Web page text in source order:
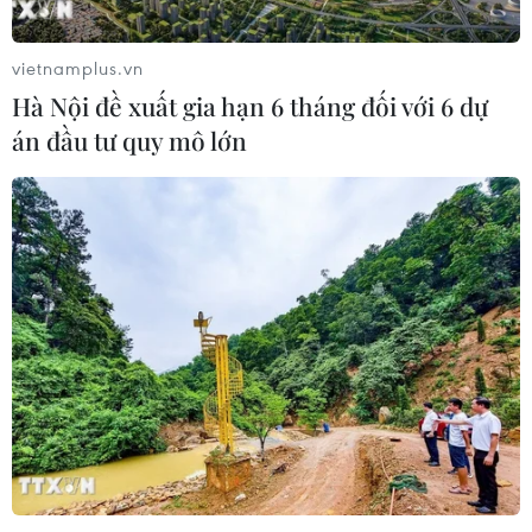
trong "bom tấn" The Odyssey
"Nghỉ hè sợ nghỉ hưu": Phim gia đình
xúc động gắn kết ông cháu cựu
chiến binh
22/07/2026 03:57
Chiếu miễn phí loạt phim tài liệu dịp
79 năm Ngày Thương binh-Liệt sỹ
27/7
21/07/2026 08:55
Chiếu miễn phí nhiều
vietnamplus.vn
Hà Nội đề xuất gia hạn 6 tháng đối với 6 dự
án đầu tư quy mô lớn